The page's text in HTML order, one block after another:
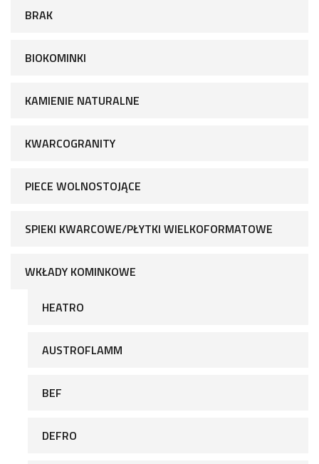
BRAK
BIOKOMINKI
KAMIENIE NATURALNE
KWARCOGRANITY
PIECE WOLNOSTOJĄCE
SPIEKI KWARCOWE/PŁYTKI WIELKOFORMATOWE
WKŁADY KOMINKOWE
HEATRO
AUSTROFLAMM
BEF
DEFRO